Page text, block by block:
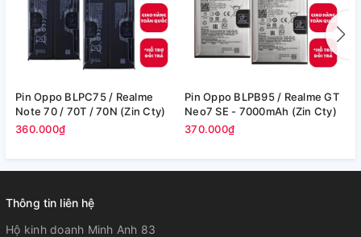
Pin Oppo BLPC75 / Realme
Note 70 / 70T / 70N (Zin Cty)
360.000₫
Pin Oppo BLPB95 / Realme GT
Neo7 SE - 7000mAh (Zin Cty)
370.000₫
Thông tin liên hệ
Hộ kinh doanh Minh Anh 83